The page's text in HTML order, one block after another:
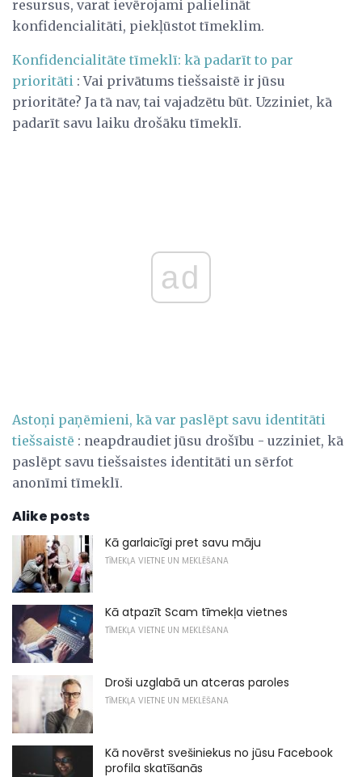
resursus, varat ievērojami palielināt
konfidencialitāti, piekļūstot tīmeklim.
Konfidencialitāte tīmeklī: kā padarīt to par
prioritāti : Vai privātums tiešsaistē ir jūsu
prioritāte? Ja tā nav, tai vajadzētu būt. Uzziniet, kā
padarīt savu laiku drošāku tīmeklī.
ad
Astoņi paņēmieni, kā var paslēpt savu identitāti
tiešsaistē : neapdraudiet jūsu drošību - uzziniet, kā
paslēpt savu tiešsaistes identitāti un sērfot
anonīmi tīmeklī.
Alike posts
Kā garlaicīgi pret savu māju
TĪMEKĻA VIETNE UN MEKLĒŠANA
Kā atpazīt Scam tīmekļa vietnes
TĪMEKĻA VIETNE UN MEKLĒŠANA
Droši uzglabā un atceras paroles
TĪMEKĻA VIETNE UN MEKLĒŠANA
Kā novērst svešiniekus no jūsu Facebook
profila skatīšanās